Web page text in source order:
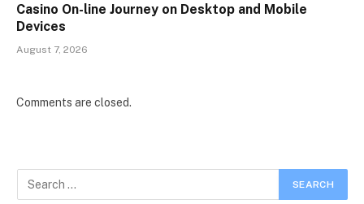
Casino On-line Journey on Desktop and Mobile
Devices
August 7, 2026
Comments are closed.